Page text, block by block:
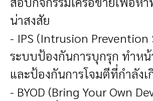
น่าสงสัย
- IPS (Intrusion Prevention
ระบบป้องกันการบุกรุก ทำห
และป้องกันการโจมตีที่กำลัง
- BYOD (Bring Your Own